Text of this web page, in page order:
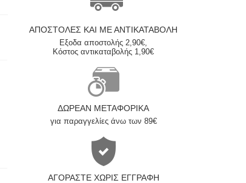
ΑΠΟΣΤΟΛΈΣ ΚΑΙ ΜΕ ΑΝΤΙΚΑΤΑΒΟΛΗ
Εξοδα αποστολής 2,90€,
Κόστος αντικαταβολής 1,90€
ΔΩΡΕΆΝ ΜΕΤΑΦΟΡΙΚΆ
για παραγγελίες άνω των 89€
ΑΓΟΡΆΣΤΕ ΧΩΡΊΣ ΕΓΓΡΑΦΉ